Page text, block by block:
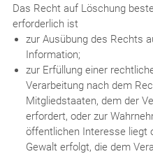
Das Recht auf Löschung
erforderlich ist
zur Ausübung des Rechts
Information;
zur Erfüllung einer
Verarbeitung nach dem
Mitgliedstaaten, dem der
erfordert, oder zur
öffentlichen Interesse liegt
Gewalt erfolgt, die dem